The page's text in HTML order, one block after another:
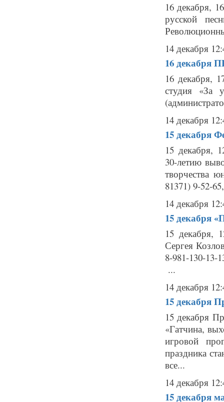
16 декабря,
русской
14 декабря
16 декабря
16 декабря,
студия «За
14 декабря
15 декабря
15 декабря,
30-летию
творчества
81371) 9-52-
14 декабря
15 декабря
15 декабря,
Сергея
8-981-130-
...
14 декабря
15 декабря
15 декабря
«Гатчина,
игровой
праздника
все...
14 декабря
15 декабря